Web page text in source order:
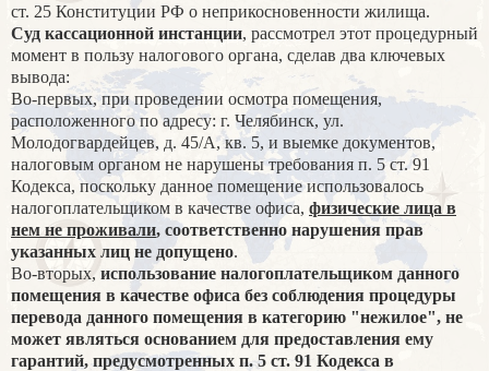
ст. 25 Конституции РФ о неприкосновенности жилища.
Суд кассационной инстанции, рассмотрел этот процедурный
момент в пользу налогового органа, сделав два ключевых
вывода:
Во-первых, при проведении осмотра помещения,
расположенного по адресу: г. Челябинск, ул.
Молодогвардейцев, д. 45/А, кв. 5, и выемке документов,
налоговым органом не нарушены требования п. 5 ст. 91
Кодекса, поскольку данное помещение использовалось
налогоплательщиком в качестве офиса, физические лица в
нем не проживали, соответственно нарушения прав
указанных лиц не допущено.
Во-вторых, использование налогоплательщиком данного
помещения в качестве офиса без соблюдения процедуры
перевода данного помещения в категорию "нежилое", не
может являться основанием для предоставления ему
гарантий, предусмотренных п. 5 ст. 91 Кодекса в